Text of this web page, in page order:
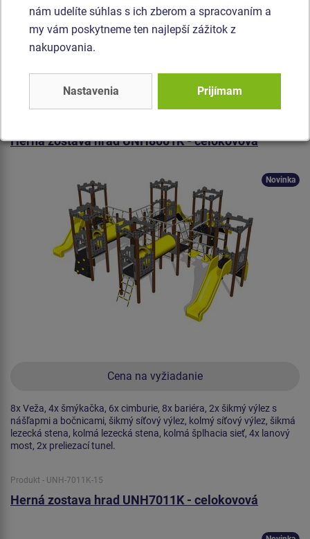
Cena na vyžiadanie
4x Veža, 2x tobogan, šmýkačka, 6x bariéra, 4x strieška v tvare "A",
2x šikmý lanový most medzi vežami, preliezací tunel medzi vežami,
lanový most medzi vežami, kolmý tyčový výlez.
Herná zostava hrad UNH8001K - celokovová
Cena na vyžiadanie
Novinka
8x Veža, 4x šmýkačka, 6x cimburie, 8x bariéra, 2x šikmý výlez s
nášľapmi a bočnicami, šikmý síťový výlez, kolmý síťový výlez, šikmá
lezecká stena, kolmá lezecká stena, kolmá šplhacia sieť, 4x lanový
most, 2x preliezací tunel.
Produkt - UNH-7011K-15
Herná zostava hrad UNH7011K - celokovová
nám udelíte súhlas s ich zberom a spracovaním a
my vám poskytneme ten najlepší zážitok z
nakupovania.
Nastavenia Prijímam